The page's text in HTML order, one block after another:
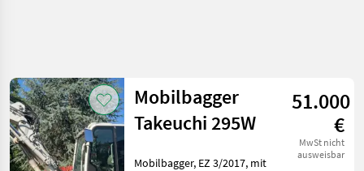
Mobilbagger
Takeuchi 295W
51.000
€
MwSt nicht
ausweisbar
Mobilbagger, EZ 3/2017, mit